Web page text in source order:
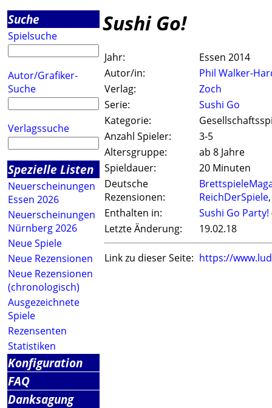
Suche
Spielsuche
Autor/Grafiker-
Suche
Verlagssuche
Spezielle Listen
Neuerscheinungen
Essen 2026
Neuerscheinungen
Nürnberg 2026
Neue Spiele
Neue Rezensionen
Neue Rezensionen
(chronologisch)
Ausgezeichnete
Spiele
Rezensenten
Statistiken
Konfiguration
FAQ
Danksagung
Sushi Go!
Jahr:
Essen 2014
Autor/in:
Phil Walker-
Verlag:
Zoch
Serie:
Sushi Go
Kategorie:
Anzahl Spieler:
3-5
Altersgruppe:
ab 8 Jahre
Spieldauer:
20 Minuten
Deutsche
Rezensionen:
ReichDerSpiele
Enthalten in:
Sushi Go Party!
Letzte Änderung:
19.02.18
Link zu dieser Seite: https://